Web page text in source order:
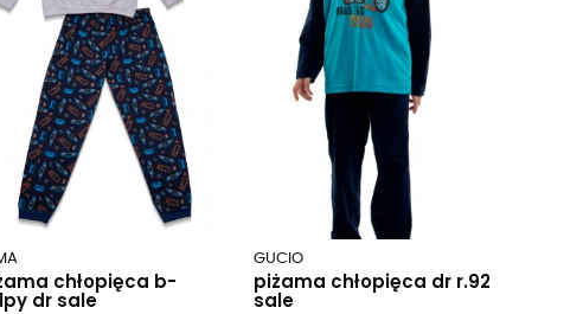
chłopięca b-
dr sale
GUCIO
piżama chłopięca dr r.92
sale